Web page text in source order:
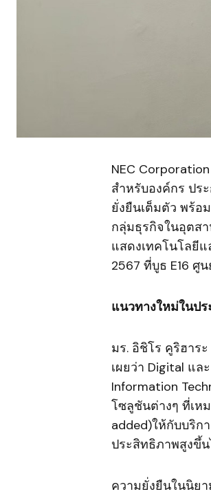
NEC
สำหรับองค์กร ปร
ยั่งยืนเต็มตัว พร้อ
กลุ่มธุรกิจในอุตส
แสดงเทคโนโลยี
2567 ที่บูธ E16 ศู
แนวทางใหม่ในป
มร. อิชิโร คูริฮาร
เผยว่า Digital แล
Information
โซลูชันต่างๆ ที่เห
added)ให้กับบริก
ประสิทธิภาพสูงขึ้
ความยั่งยืนในนิย